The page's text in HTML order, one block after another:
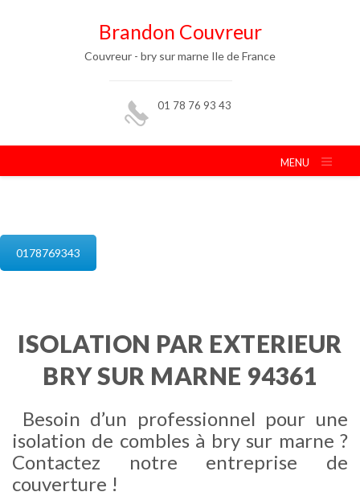
Brandon Couvreur
Couvreur - bry sur marne Ile de France
01 78 76 93 43
MENU
0178769343
ISOLATION PAR EXTERIEUR
BRY SUR MARNE 94361
Besoin d’un professionnel pour une
isolation de combles à bry sur marne ?
Contactez notre entreprise de
couverture !